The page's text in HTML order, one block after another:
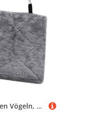
Fdit Zelt mit Weichen Vögeln, Heißer Hangar für Vögel, Bequeme Hängematte, Bequemes Winterbett für Haustiere (M)